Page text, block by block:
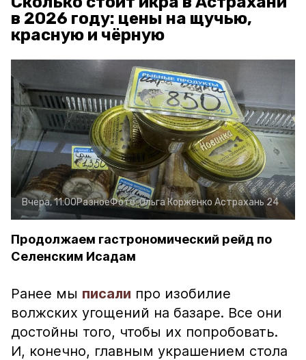
в 2026 году: цены на щучью,
красную и чёрную
Вчера, 11:00РазноеФото:Ольга Корженко Астрахань 24
Продолжаем гастрономический рейд по
Селенским Исадам
Ранее мы писали про изобилие
волжских угощений на базаре. Все они
достойны того, чтобы их попробовать.
И, конечно, главным украшением стола